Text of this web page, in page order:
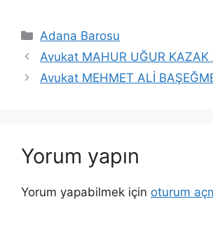
Kategoriler
Adana Barosu
Avukat MAHUR UĞUR KAZAK
Avukat MEHMET ALİ
Yorum yapın
Yorum yapabilmek için oturum